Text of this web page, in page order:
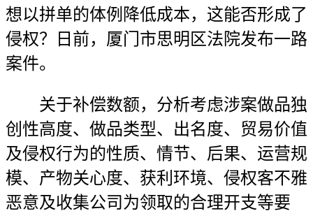
想以拼单的体例降低成本，这能否形成了
侵权？日前，厦门市思明区法院发布一路
案件。
关于补偿数额，分析考虑涉案做品独
创性高度、做品类型、出名度、贸易价值
及侵权行为的性质、情节、后果、运营规
模、产物关心度、获利环境、侵权客不雅
恶意及收集公司为领取的合理开支等要